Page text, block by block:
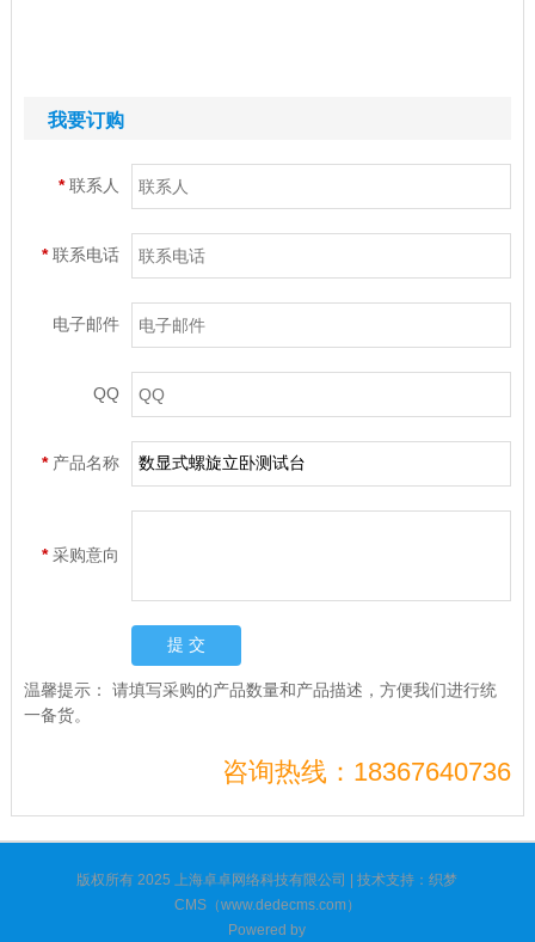
我要订购
*联系人
*联系电话
电子邮件
QQ
* 产品名称
*采购意向
温馨提示： 请填写采购的产品数量和产品描述，方便我们进行统
一备货。
咨询热线：18367640736
版权所有 2025 上海卓卓网络科技有限公司 | 技术支持：织梦
CMS（www.dedecms.com）
Powered by